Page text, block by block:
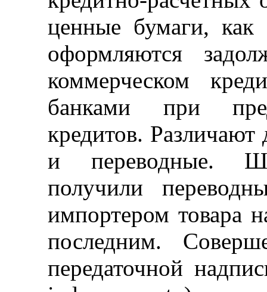
ценные бумаги, как
оформляются
коммерческом
банками при
кредитов. Различают
и переводные.
получили
импортером товара
последним.
передаточной